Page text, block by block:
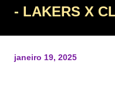
- LAKERS X
janeiro 19, 2025